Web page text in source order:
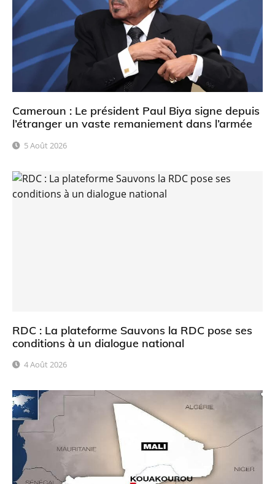
Cameroun : Le président Paul Biya signe depuis
l’étranger un vaste remaniement dans l’armée
5 Août 2026
RDC : La plateforme Sauvons la RDC pose ses
conditions à un dialogue national
4 Août 2026